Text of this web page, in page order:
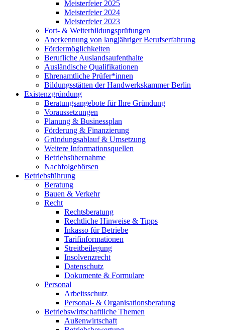
Meisterfeier 2025
Meisterfeier 2024
Meisterfeier 2023
Fort- & Weiterbildungsprüfungen
Anerkennung von langjähriger Berufserfahrung
Fördermöglichkeiten
Berufliche Auslandsaufenthalte
Ausländische Qualifikationen
Ehrenamtliche Prüfer*innen
Bildungsstätten der Handwerkskammer Berlin
Existenzgründung
Beratungsangebote für Ihre Gründung
Voraussetzungen
Planung & Businessplan
Förderung & Finanzierung
Gründungsablauf & Umsetzung
Weitere Informationsquellen
Betriebsübernahme
Nachfolgebörsen
Betriebsführung
Beratung
Bauen & Verkehr
Recht
Rechtsberatung
Rechtliche Hinweise & Tipps
Inkasso für Betriebe
Tarifinformationen
Streitbeilegung
Insolvenzrecht
Datenschutz
Dokumente & Formulare
Personal
Arbeitsschutz
Personal- & Organisationsberatung
Betriebswirtschaftliche Themen
Außenwirtschaft